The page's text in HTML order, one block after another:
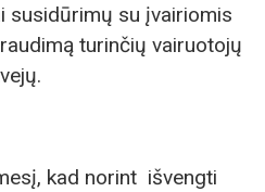
susidūrimų su įvairiomis
turinčių vairuotojų
kad norint išvengti